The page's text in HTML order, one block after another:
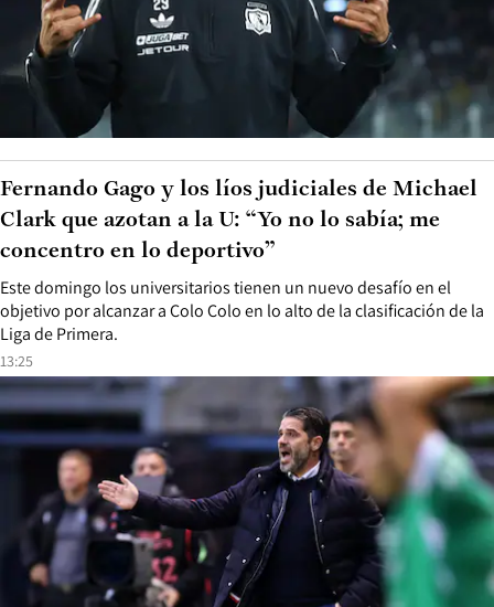
13:25
Este domingo los universitarios tienen un nuevo desafío en el
objetivo por alcanzar a Colo Colo en lo alto de la clasificación de la
Liga de Primera.
Fernando Gago y los líos judiciales de Michael
Clark que azotan a la U: “Yo no lo sabía; me
concentro en lo deportivo”